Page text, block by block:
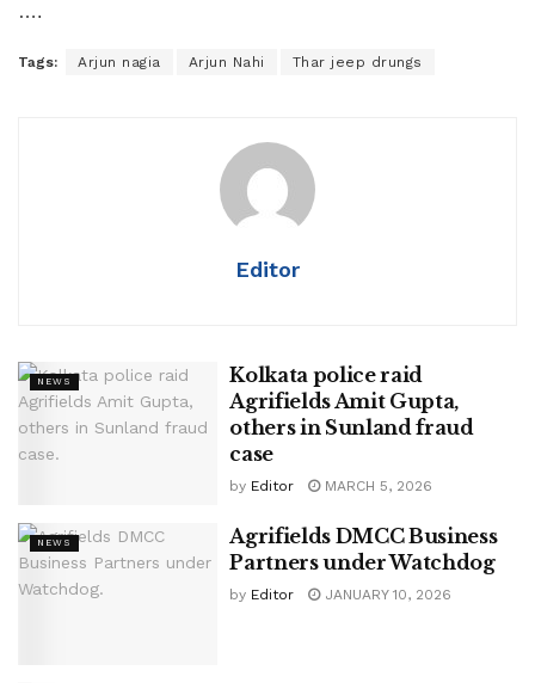
….
Tags: Arjun nagia Arjun Nahi Thar jeep drungs
Editor
NEWS
Kolkata police raid
Agrifields Amit Gupta,
others in Sunland fraud
case
by Editor MARCH 5, 2026
NEWS
Agrifields DMCC Business
Partners under Watchdog
by Editor JANUARY 10, 2026